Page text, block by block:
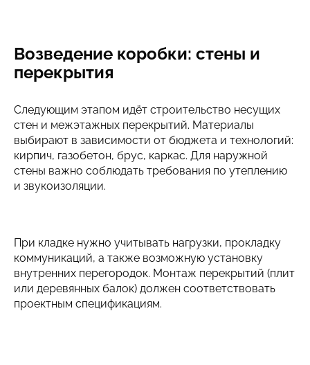
Возведение коробки: стены и
перекрытия
Следующим этапом идёт строительство несущих
стен и межэтажных перекрытий. Материалы
выбирают в зависимости от бюджета и технологий:
кирпич, газобетон, брус, каркас. Для наружной
стены важно соблюдать требования по утеплению
и звукоизоляции.
При кладке нужно учитывать нагрузки, прокладку
коммуникаций, а также возможную установку
внутренних перегородок. Монтаж перекрытий (плит
или деревянных балок) должен соответствовать
проектным спецификациям.